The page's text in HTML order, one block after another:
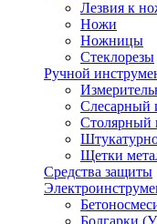
Лезвия к
Ножи
Ножницы
Стеклорезы
Ручной
Слесарный
Столярный
Щетки
Средства защиты
Болгарки